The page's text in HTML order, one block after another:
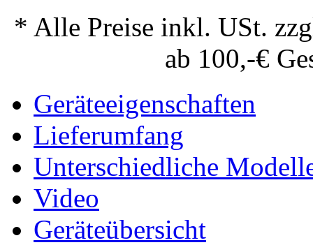
* Alle Preise inkl. USt.
ab 100,-€
Geräteeigenschaften
Lieferumfang
Unterschiedliche
Video
Geräteübersicht